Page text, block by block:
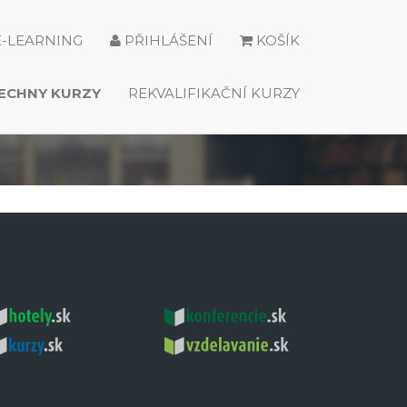
KOŠÍK
PŘIHLÁŠENÍ
LEARNING
REKVALIFIKAČNÍ KURZY
KURZY